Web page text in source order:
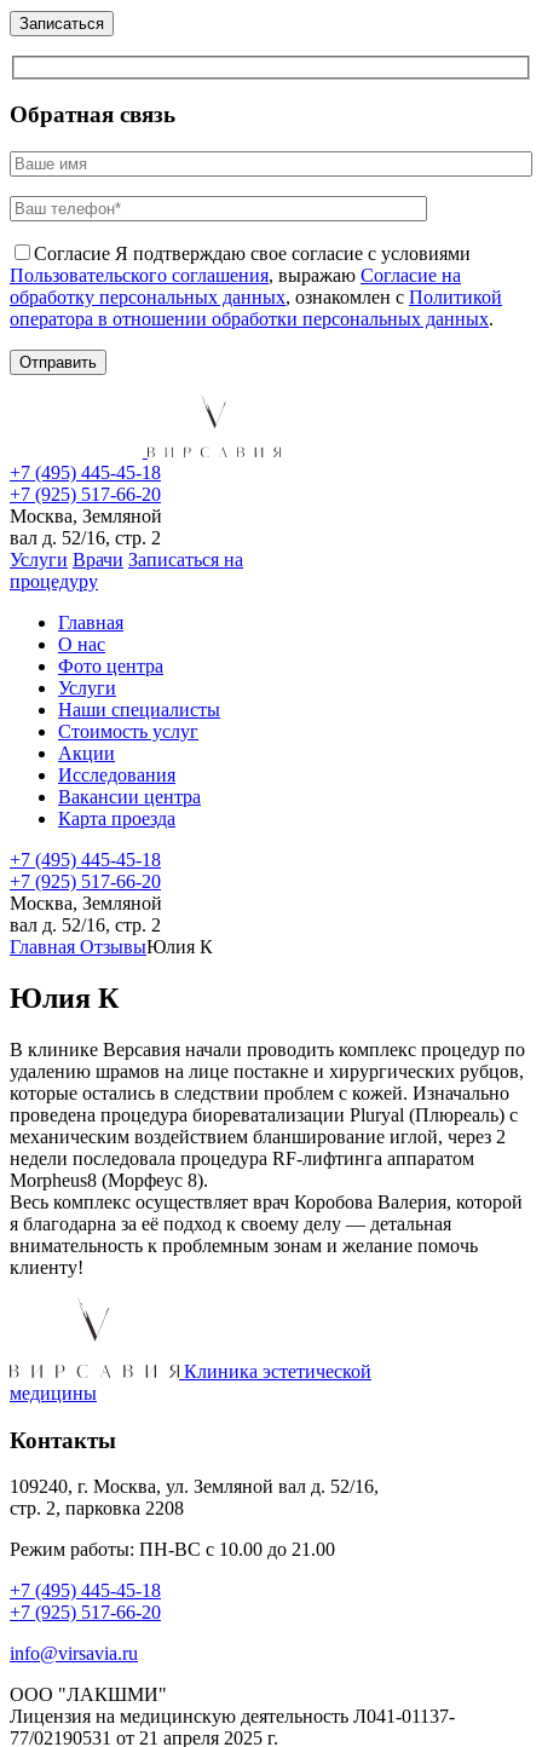
Обратная связь
Согласие Я подтверждаю свое согласие с условиями
Пользовательского соглашения, выражаю Согласие на
обработку персональных данных, ознакомлен с Политикой
оператора в отношении обработки персональных данных.
+7 (495) 445-45-18
+7 (925) 517-66-20
Москва, Земляной
вал д. 52/16, стр. 2
Услуги Врачи Записаться на
процедуру
Главная
О нас
Фото центра
Услуги
Наши специалисты
Стоимость услуг
Акции
Исследования
Вакансии центра
Карта проезда
+7 (495) 445-45-18
+7 (925) 517-66-20
Москва, Земляной
вал д. 52/16, стр. 2
Главная ОтзывыЮлия К
Юлия К
В клинике Версавия начали проводить комплекс процедур по
удалению шрамов на лице постакне и хирургических рубцов,
которые остались в следствии проблем с кожей. Изначально
проведена процедура биореватализации Pluryal (Плюреаль) с
механическим воздействием бланширование иглой, через 2
недели последовала процедура RF-лифтинга аппаратом
Morpheus8 (Морфеус 8).
Весь комплекс осуществляет врач Коробова Валерия, которой
я благодарна за её подход к своему делу — детальная
внимательность к проблемным зонам и желание помочь
клиенту!
Клиника эстетической
медицины
Контакты
109240, г. Москва, ул. Земляной вал д. 52/16,
стр. 2, парковка 2208
Режим работы: ПН-ВС с 10.00 до 21.00
+7 (495) 445-45-18
+7 (925) 517-66-20
info@virsavia.ru
ООО "ЛАКШМИ"
Лицензия на медицинскую деятельность Л041-01137-
77/02190531 от 21 апреля 2025 г.